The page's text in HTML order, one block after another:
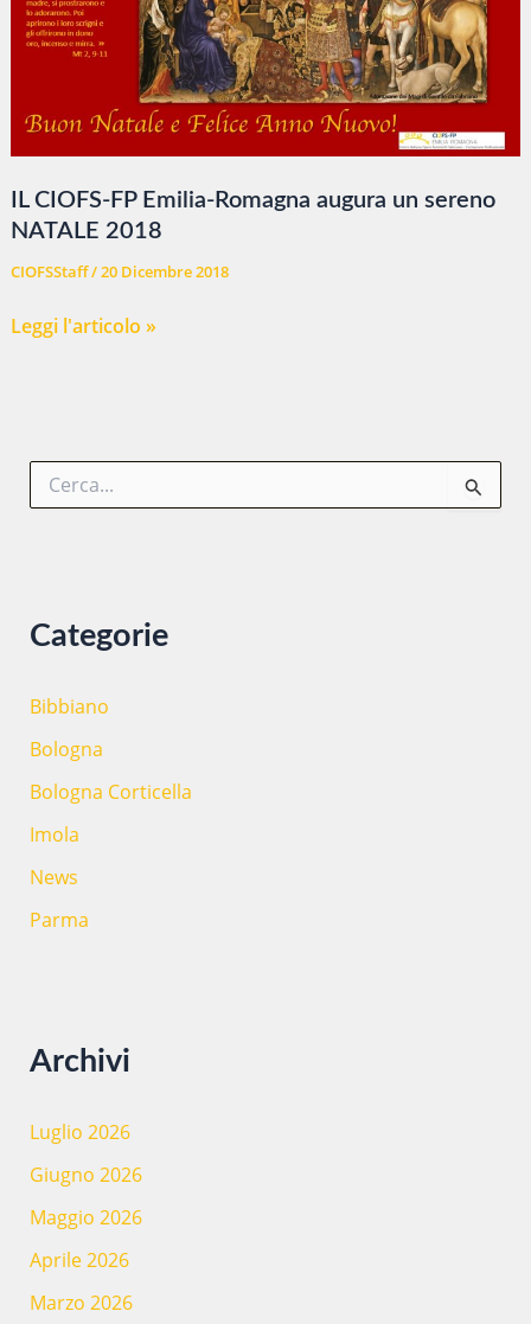
IL CIOFS-FP Emilia-Romagna augura un sereno
NATALE 2018
CIOFSStaff/20 Dicembre 2018
IL
augura
un
Leggi l'articolo »
C
Categorie
Bibbiano
Bologna
Bologna Corticella
Imola
News
Parma
Archivi
Luglio 2026
Giugno 2026
Maggio 2026
Aprile 2026
Marzo 2026